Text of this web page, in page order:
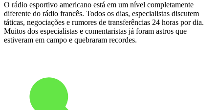
O rádio esportivo americano está em um nível completamente
diferente do rádio francês. Todos os dias, especialistas discutem
táticas, negociações e rumores de transferências 24 horas por dia.
Muitos dos especialistas e comentaristas já foram astros que
estiveram em campo e quebraram recordes.